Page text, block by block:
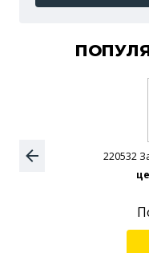
220532